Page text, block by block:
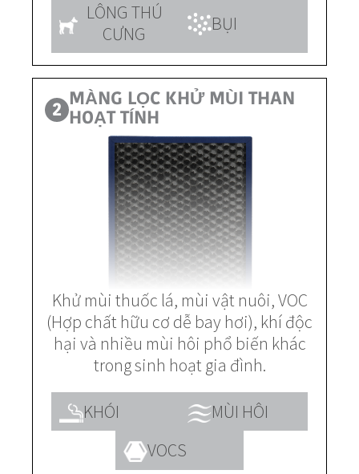
LÔNG THÚ
CƯNG
BỤI
2
MÀNG LỌC KHỬ MÙI THAN
HOẠT TÍNH
Khử mùi thuốc lá, mùi vật nuôi, VOC
(Hợp chất hữu cơ dễ bay hơi), khí độc
hại và nhiều mùi hôi phổ biến khác
trong sinh hoạt gia đình.
KHÓI
MÙI HÔI
VOCS